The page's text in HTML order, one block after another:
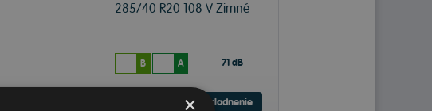
285/40 R20 108 V Zimné
B A 71 dB
Sledovať naskladnenie
×